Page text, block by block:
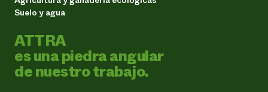
Suelo y agua
ATTRA
es una piedra angular
de nuestro trabajo.